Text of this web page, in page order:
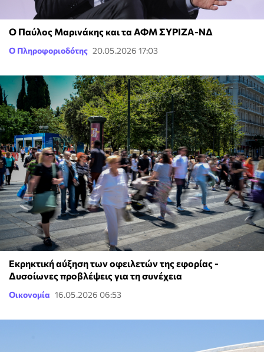
Ο Παύλος Μαρινάκης και τα ΑΦΜ ΣΥΡΙΖΑ-ΝΔ
Ο Πληροφοριοδότης 20.05.2026 17:03
Εκρηκτική αύξηση των οφειλετών της εφορίας -
Δυσοίωνες προβλέψεις για τη συνέχεια
Οικονομία 16.05.2026 06:53